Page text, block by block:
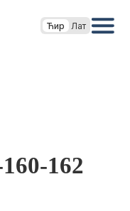
Ћир Лат
162